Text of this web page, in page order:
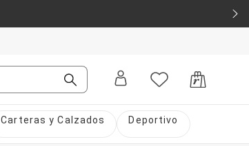
Carteras y Calzados Deportivo